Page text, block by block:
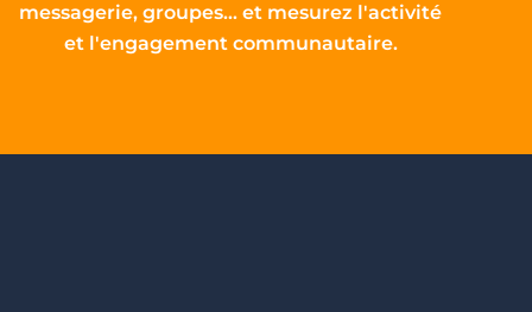
messagerie, groupes… et mesurez l'activité
et l'engagement communautaire.